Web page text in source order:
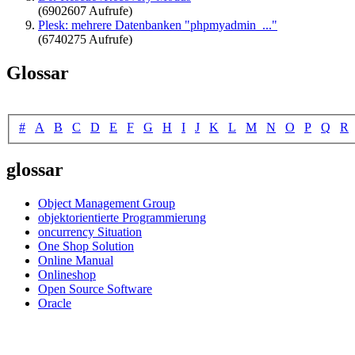
(6902607 Aufrufe)
Plesk: mehrere Datenbanken "phpmyadmin_..."
(6740275 Aufrufe)
Glossar
# A B C D E F G H I J K L M N O P Q R
glossar
Object Management Group
objektorientierte Programmierung
oncurrency Situation
One Shop Solution
Online Manual
Onlineshop
Open Source Software
Oracle